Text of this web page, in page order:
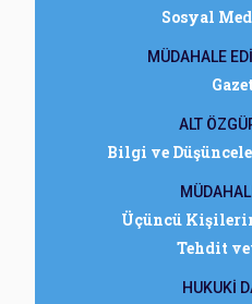
Sosyal
MÜDAHALE
ALT
Bilgi ve
Üçüncü
Tehdit
HUKUKİ